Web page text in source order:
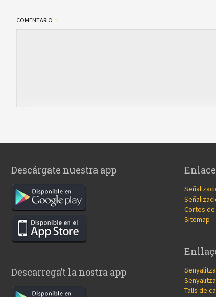
COMENTARIO
Descárgate nuestra app
Descarrega’t la nostra app
Cortes
Sitemap
Talls de